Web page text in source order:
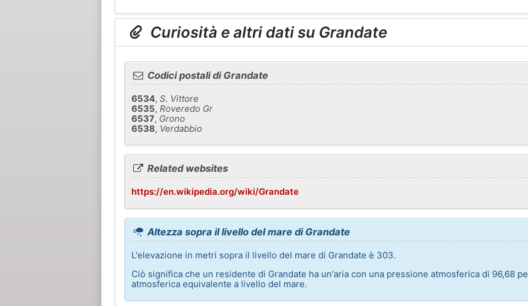
Curiosità e altri dati su Grandate
Codici postali di Grandate
6534, S. Vittore
6535, Roveredo Gr
6537, Grono
6538, Verdabbio
Related websites
https://en.wikipedia.org/wiki/Grandate
Altezza sopra il livello del mare di Grandate
L'elevazione in metri sopra il livello del mare di Grandate è 303.
Ciò significa che un residente di Grandate ha un'aria con una pressione atmosferica di 96,68
atmosferica equivalente a livello del mare.